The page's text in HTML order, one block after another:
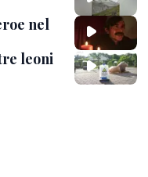
nel
leoni